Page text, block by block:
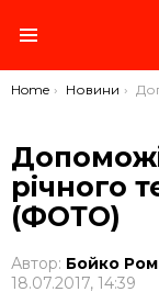
You are here:
Home Новини
річного
(ФОТО)
Автор: Бойко
18.07.2017, 14:39